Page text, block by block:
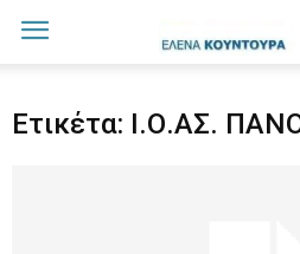
Ετικέτα: Ι.Ο.ΑΣ.